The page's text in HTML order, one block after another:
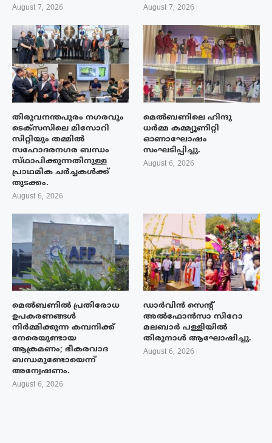
August 7, 2026 August 7, 2026
തിരുവനന്തപുരം നഗരവും
ടെക്‌സസിലെ മിസോറി
സിറ്റിയും തമ്മിൽ
സഹോദരനഗര ബന്ധം
സ്‌ഥാപിക്കുന്നതിനുള്ള
പ്രാഥമിക ചർച്ചകൾക്ക്
തുടക്കം.
August 6, 2026
മെൽബണിലെ ഹിന്ദു
ധർമ്മ കമ്മ്യൂണിറ്റി
ഓണാഘോഷം
സംഘടിപ്പിച്ചു.
August 6, 2026
മെൽബണിൽ പ്രതിരോധ
ഉപകരണങ്ങൾ
നിർമ്മിക്കുന്ന കമ്പനിക്ക്
നേരെയുണ്ടായ
ആക്രമണം; ഭീകരവാദ
ബന്ധമുണ്ടോയെന്ന്
അന്വേഷണം.
August 6, 2026
ഡാർവിൻ സെന്റ്
അൽഫോൻസാ സിറോ
മലബാർ പള്ളിയിൽ
തിരുനാൾ ആഘോഷിച്ചു.
August 6, 2026